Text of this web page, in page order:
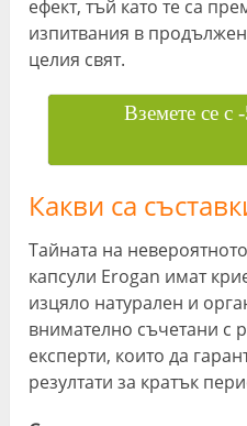
ефект, тъй като те са
изпитвания в
целия свят.
Вземете се с
Какви са
Тайната на
капсули Erogan имат
изцяло натурален и
внимателно съчетани с
експерти, които да
резултати за кратък